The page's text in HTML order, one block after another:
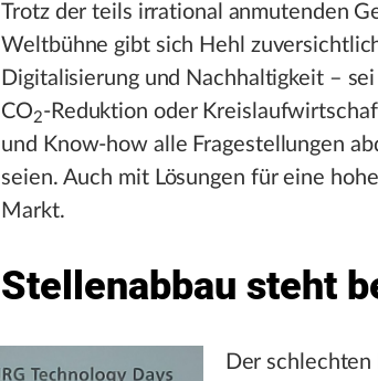
Trotz der teils irrational anmutenden
Weltbühne gibt sich Hehl
Digitalisierung und Nachhaltigkeit –
CO2-Reduktion oder
und Know-how alle Fragestellungen
seien. Auch mit Lösungen für eine
Markt.
Stellenabbau steht
Der